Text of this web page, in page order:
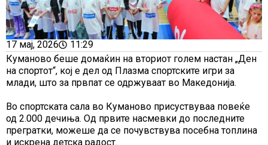
17 мај, 2026
11:29
Куманово беше домаќин на вториот голем настан „Ден
на спортот“, кој е дел од Плазма спортските игри за
млади, што за првпат се одржуваат во Македонија.
Во спортската сала во Куманово присуствуваа повеќе
од 2.000 дечиња. Од првите насмевки до последните
прегратки, можеше да се почувствува посебна топлина
и искрена детска радост.